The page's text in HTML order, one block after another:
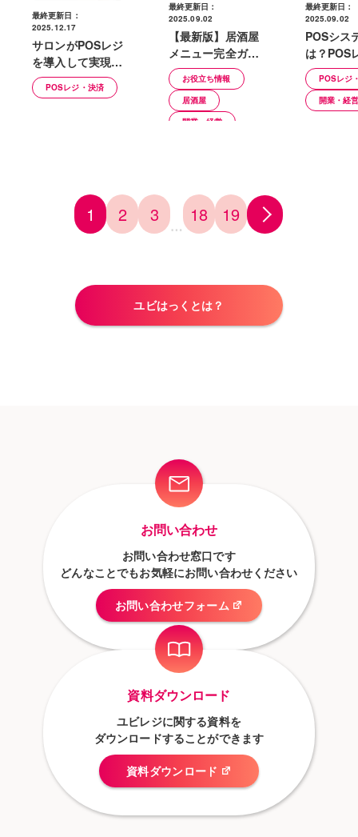
最終更新日：
2025.12.17
サロンがPOSレジ
を導入して実現で
きること｜レジを
選ぶ際の注意点
POSレジ・決済
最終更新日：
2025.09.02
【最新版】居酒屋
メニュー完全ガイ
ド｜人気定番メニ
ューから最新トレ
ンドまで
お役立ち情報
居酒屋
開業・経営
最終更新日：
2025.09.02
POSシス
は？POS
違いや機
のメリッ
リット
POSレジ
開業・経
1 2 3 … 18 19
ユビはっくとは？
お問い合わせ
お問い合わせ窓口です
どんなことでもお気軽にお問い合わせください
お問い合わせフォーム
資料ダウンロード
ユビレジに関する資料を
ダウンロードすることができます
資料ダウンロード